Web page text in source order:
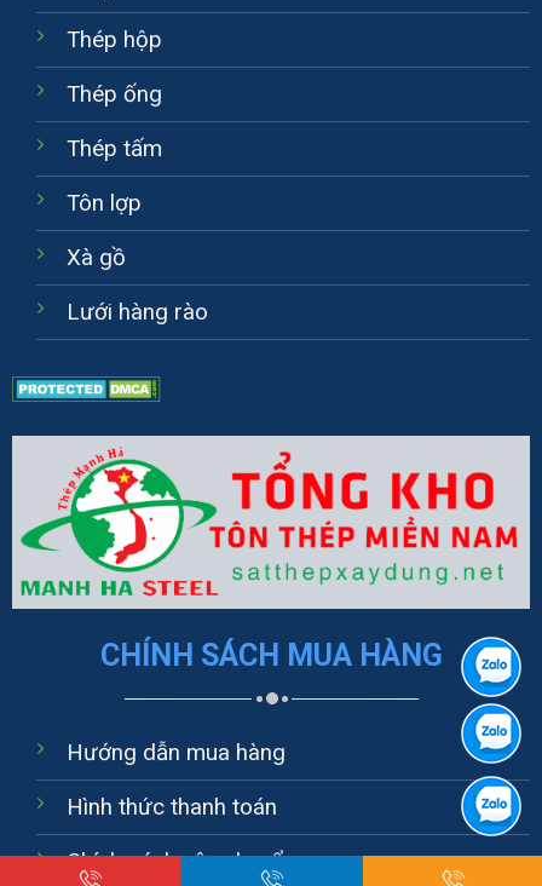
Thép hộp
Thép ống
Thép tấm
Tôn lợp
Xà gồ
Lưới hàng rào
CHÍNH SÁCH MUA HÀNG
Hướng dẫn mua hàng
Hình thức thanh toán
Chính sách vận chuyển